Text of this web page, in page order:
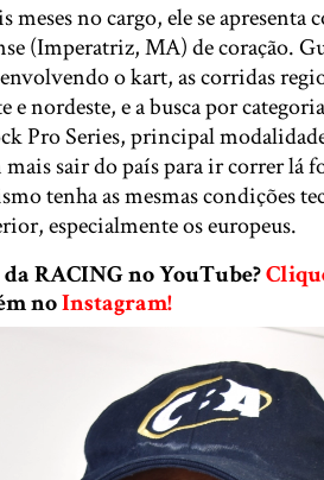
meses no cargo, ele se
(Imperatriz, MA) de coração.
envolvendo o kart, as corridas
nordeste, e a busca por
Pro Series, principal
sair do país para ir correr lá
tenha as mesmas condições
especialmente os europeus.
RACING no YouTube?
noInstagram!